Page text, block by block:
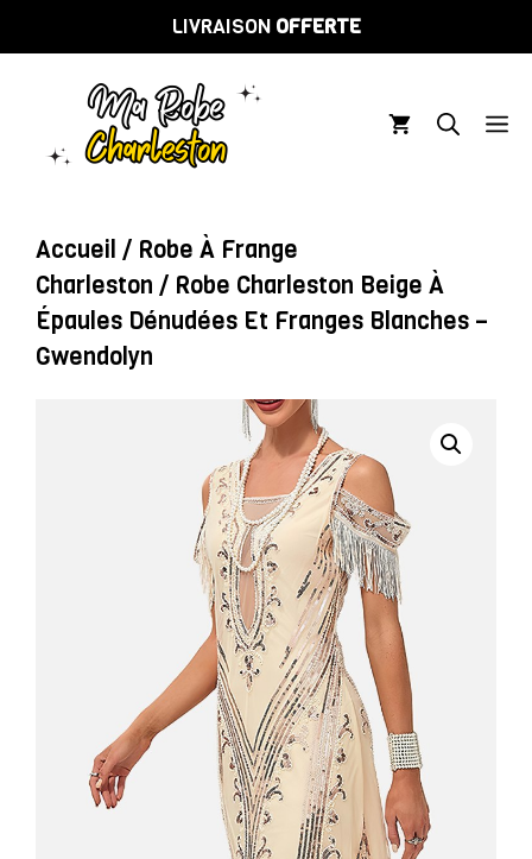
au
LIVRAISON OFFERTE
Accueil / Robe À Frange
Charleston / Robe Charleston Beige À
Épaules Dénudées Et Franges Blanches –
Gwendolyn